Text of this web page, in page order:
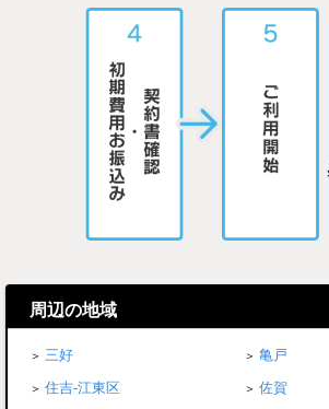
周辺の地域
三好
亀戸
住吉-江東区
佐賀